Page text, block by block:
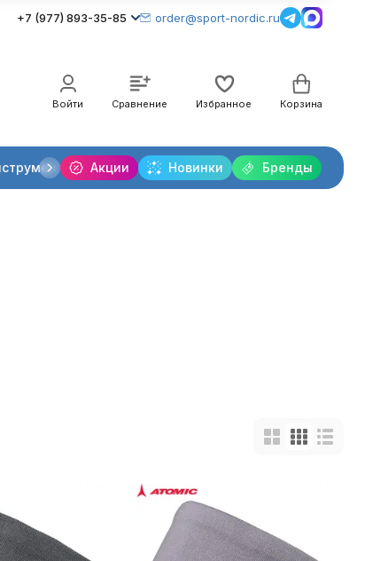
+7 (977) 893-35-85 order@sport-nordic.ru
Войти Сравнение Избранное Корзина
Акции Новинки Бренды
Крепления лыжные Очки и линзы